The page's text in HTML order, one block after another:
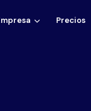
Precios